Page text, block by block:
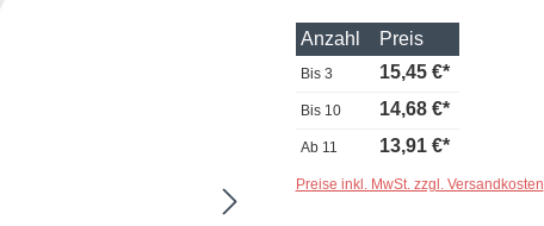
Anzahl Preis
Bis 3 15,45 €*
Bis 10 14,68 €*
Ab 11 13,91 €*
Preise inkl. MwSt. zzgl. Versandkosten